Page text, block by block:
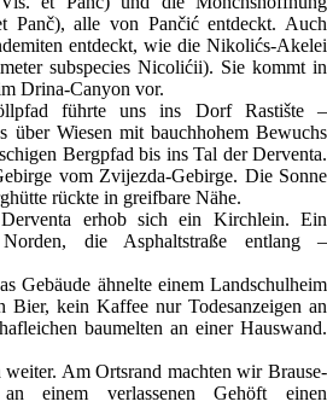
Panč), alle von Pančić entdeckt. Auch
entdeckt, wie die Nikolićs-Akelei
subspecies Nicolićii). Sie kommt in
Drina-Canyon vor.
führte uns ins Dorf Rastište –
über Wiesen mit bauchhohem Bewuchs
Bergpfad bis ins Tal der Derventa.
vom Zvijezda-Gebirge. Die Sonne
rückte in greifbare Nähe.
erhob sich ein Kirchlein. Ein
die Asphaltstraße entlang –
Gebäude ähnelte einem Landschulheim
Bier, kein Kaffee nur Todesanzeigen an
baumelten an einer Hauswand.
Am Ortsrand machten wir Brause-
einem verlassenen Gehöft einen